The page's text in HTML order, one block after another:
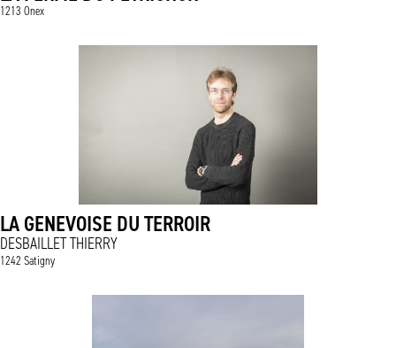
1213 Onex
LA GENEVOISE DU TERROIR
DESBAILLET THIERRY
1242 Satigny